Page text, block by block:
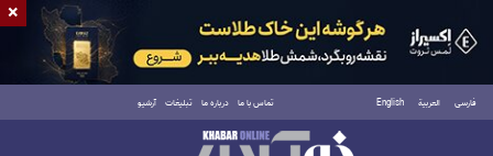
فارسی العربية English تماس با ما درباره ما تبلیغات آرشیو
جمعه ۱۶ مرداد ۱۴۰۵
×